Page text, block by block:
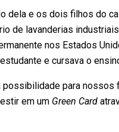
dela e os dois filhos do
de lavanderias
nos Estados
e cursava o
possibilidade para
em um Green Card